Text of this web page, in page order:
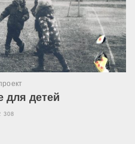
для детей
308